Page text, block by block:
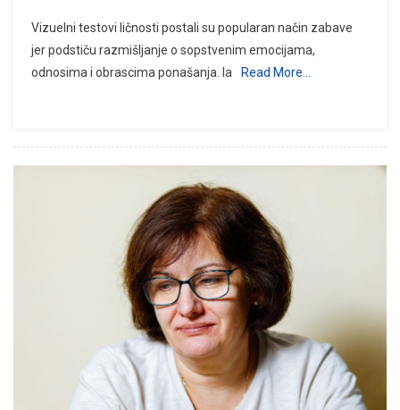
Vizuelni testovi ličnosti postali su popularan način zabave
jer podstiču razmišljanje o sopstvenim emocijama,
odnosima i obrascima ponašanja. Ia
Read More…